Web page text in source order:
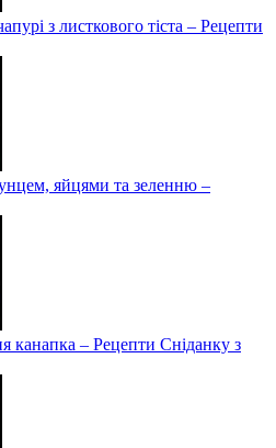
з листкового тіста – Рецепти
яйцями та зеленню –
канапка – Рецепти Сніданку з